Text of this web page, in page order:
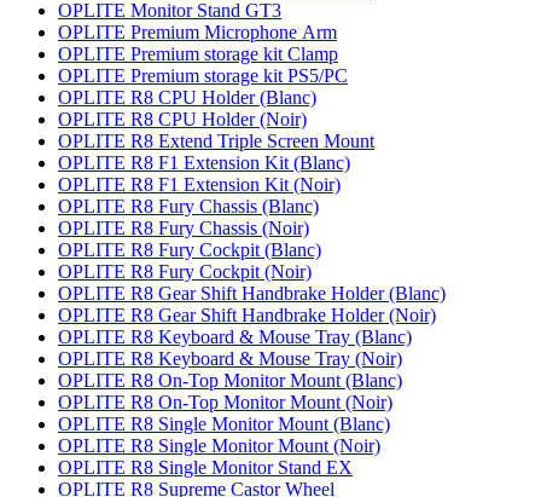
OPLITE Monitor Stand GT3
OPLITE Premium Microphone Arm
OPLITE Premium storage kit Clamp
OPLITE Premium storage kit PS5/PC
OPLITE R8 CPU Holder (Blanc)
OPLITE R8 CPU Holder (Noir)
OPLITE R8 Extend Triple Screen Mount
OPLITE R8 F1 Extension Kit (Blanc)
OPLITE R8 F1 Extension Kit (Noir)
OPLITE R8 Fury Chassis (Blanc)
OPLITE R8 Fury Chassis (Noir)
OPLITE R8 Fury Cockpit (Blanc)
OPLITE R8 Fury Cockpit (Noir)
OPLITE R8 Gear Shift Handbrake Holder (Blanc)
OPLITE R8 Gear Shift Handbrake Holder (Noir)
OPLITE R8 Keyboard & Mouse Tray (Blanc)
OPLITE R8 Keyboard & Mouse Tray (Noir)
OPLITE R8 On-Top Monitor Mount (Blanc)
OPLITE R8 On-Top Monitor Mount (Noir)
OPLITE R8 Single Monitor Mount (Blanc)
OPLITE R8 Single Monitor Mount (Noir)
OPLITE R8 Single Monitor Stand EX
OPLITE R8 Supreme Castor Wheel